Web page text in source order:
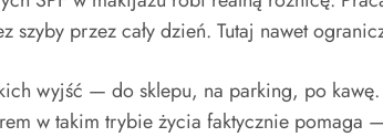
przez cały dzień. Tutaj nawet
wyjść — do sklepu, na parking, po
w takim trybie życia faktycznie